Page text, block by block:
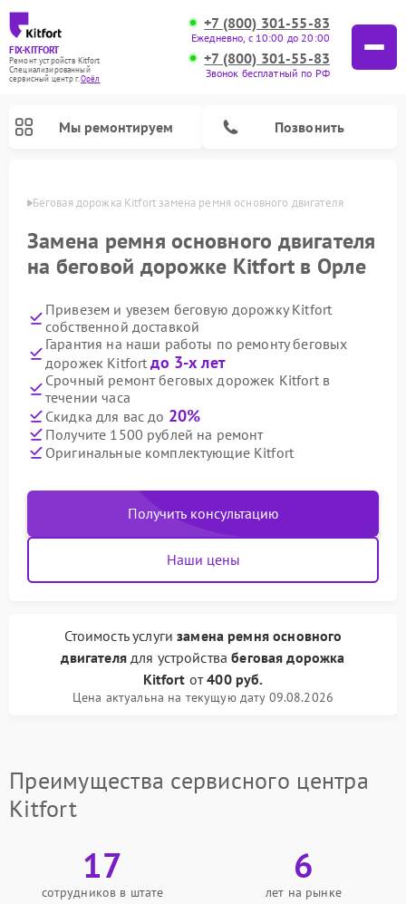
FIX-KITFORT
Ремонт устройств Kitfort
Специализированный
cервисный центр г.Орёл
+7 (800) 301-55-83
Ежедневно, с 10:00 до 20:00
+7 (800) 301-55-83
Звонок бесплатный по РФ
Мы ремонтируем Позвонить
Беговая дорожка Kitfort замена ремня основного двигателя
Замена ремня основного двигателя
на беговой дорожке Kitfort в Орле
Привезем и увезем беговую дорожку Kitfort
собственной доставкой
Гарантия на наши работы по ремонту беговых
дорожек Kitfortдо 3-х лет
Срочный ремонт беговых дорожек Kitfort в
течении часа
Скидка для вас до 20%
Получите 1500 рублей на ремонт
Оригинальные комплектующие Kitfort
Получить консультацию
Наши цены
Стоимость услугизамена ремня основного
двигателядля устройствабеговая дорожка
Kitfort от400 руб.
Цена актуальна на текущую дату 09.08.2026
Преимущества сервисного центра
Kitfort
17
сотрудников в штате
6
лет на рынке